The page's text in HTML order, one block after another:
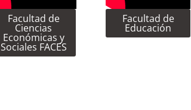
Facultad de
Ciencias
Económicas y
Sociales FACES
Facultad de
Educación